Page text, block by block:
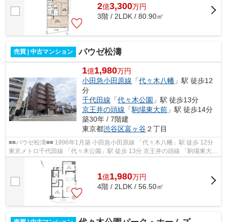
2億3,300万円
3階 / 2LDK / 80.90㎡
売買 | 中古マンション パウゼ松濤
1億1,980万円
小田急小田原線 「代々木八幡 」駅 徒歩12
分
千代田線 「代々木公園 」駅 徒歩13分
京王井の頭線 「駒場東大前 」駅 徒歩14分
築30年 / 7階建
東京都渋谷区富ヶ谷２丁目
■■パウゼ松濤■■ 1996年1月築 小田急小田原線 「代々木八幡」駅 徒歩 12分
東京メトロ千代田線 「代々木公園」駅 徒歩 13分 京王井の頭線 「駒場東大
前」駅 徒歩 14分 エレベーター...
1億1,980万円
4階 / 2LDK / 56.50㎡